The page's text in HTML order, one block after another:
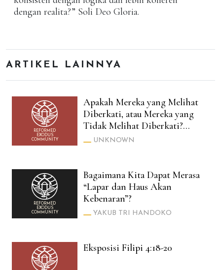
dengan realita?” Soli Deo Gloria.
ARTIKEL LAINNYA
REFORMED
EXODUS
COMMUNITY
Apakah Mereka yang Melihat
Diberkati, atau Mereka yang
Tidak Melihat Diberkati?
(Luk. 10:23 vs Yoh. 20:29)
UNKNOWN
REFORMED
EXODUS
COMMUNITY
Bagaimana Kita Dapat Merasa
“Lapar dan Haus Akan
Kebenaran”?
YAKUB TRI HANDOKO
Eksposisi Filipi 4:18-20